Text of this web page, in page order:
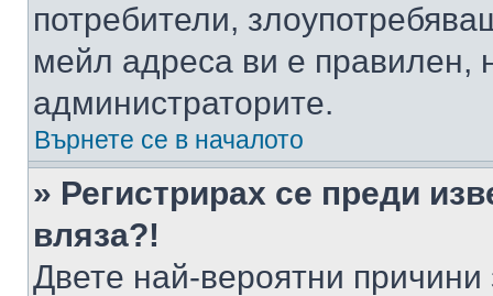
потребители,
мейл адреса ви е правилен,
администраторите.
Върнете се в началото
» Регистрирах се преди
вляза?!
Двете най-вероятни